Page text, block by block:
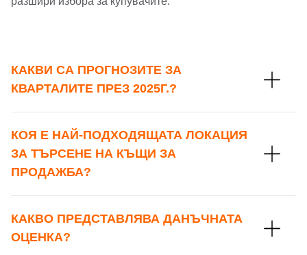
КАКВИ СА ПРОГНОЗИТЕ ЗА
КВАРТАЛИТЕ ПРЕЗ 2025Г.?
КОЯ Е НАЙ-ПОДХОДЯЩАТА ЛОКАЦИЯ
ЗА ТЪРСЕНЕ НА КЪЩИ ЗА
ПРОДАЖБА?
КАКВО ПРЕДСТАВЛЯВА ДАНЪЧНАТА
ОЦЕНКА?